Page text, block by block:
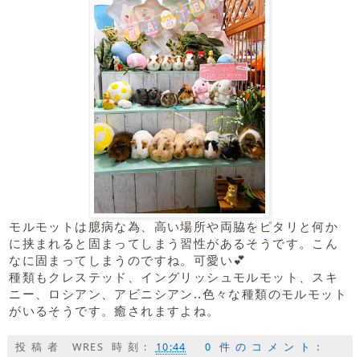
モルモットは臆病な為、高い場所や両脇をピタリと何か
に挟まれると固まってしまう習性があるそうです。こん
なに固まってしまうのですね。可愛い💕
種類もクレステッド、イングリッシュモルモット、スキ
ニー、ロシアン、アビニシアン..色々な種類のモルモット
がいるそうです。癒されますよね。
投稿者 WRES 時刻: 10:44 0 件のコメント: